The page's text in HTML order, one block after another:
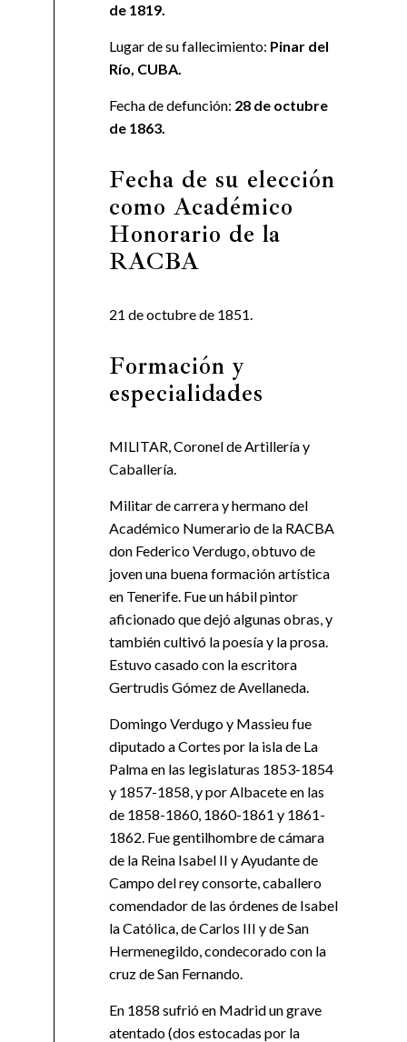
de 1819.
Lugar de su fallecimiento: Pinar del
Río, CUBA.
Fecha de defunción: 28 de octubre
de 1863.
Fecha de su elección
como Académico
Honorario de la
RACBA
21 de octubre de 1851.
Formación y
especialidades
MILITAR, Coronel de Artillería y
Caballería.
Militar de carrera y hermano del
Académico Numerario de la RACBA
don Federico Verdugo, obtuvo de
joven una buena formación artística
en Tenerife. Fue un hábil pintor
aficionado que dejó algunas obras, y
también cultivó la poesía y la prosa.
Estuvo casado con la escritora
Gertrudis Gómez de Avellaneda.
Domingo Verdugo y Massieu fue
diputado a Cortes por la isla de La
Palma en las legislaturas 1853-1854
y 1857-1858, y por Albacete en las
de 1858-1860, 1860-1861 y 1861-
1862. Fue gentilhombre de cámara
de la Reina Isabel II y Ayudante de
Campo del rey consorte, caballero
comendador de las órdenes de Isabel
la Católica, de Carlos III y de San
Hermenegildo, condecorado con la
cruz de San Fernando.
En 1858 sufrió en Madrid un grave
atentado (dos estocadas por la